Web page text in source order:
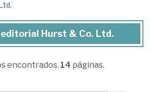
editorial Hurst & Co. Ltd.
encontrados. 14 páginas.